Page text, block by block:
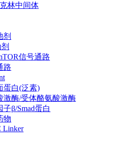
林中间体
剂
信号通路
路
蛋白(泛素)
激酶/受体酪氨酸激酶
β/Smad蛋白
物
Linker